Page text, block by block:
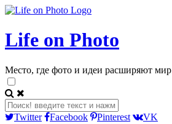
Life on Photo
Место, где фото и идеи расширяют мир
Twitter Facebook Pinterest
VK